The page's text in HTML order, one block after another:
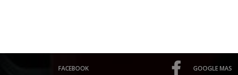
FACEBOOK GOOGLE MAS